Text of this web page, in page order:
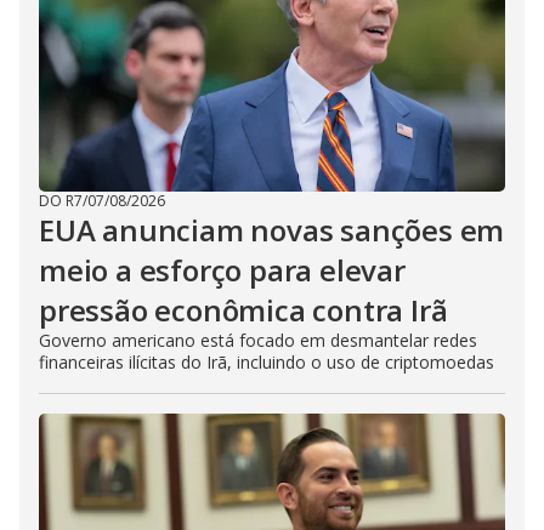
DO R7/07/08/2026
EUA anunciam novas sanções em
meio a esforço para elevar
pressão econômica contra Irã
Governo americano está focado em desmantelar redes
financeiras ilícitas do Irã, incluindo o uso de criptomoedas